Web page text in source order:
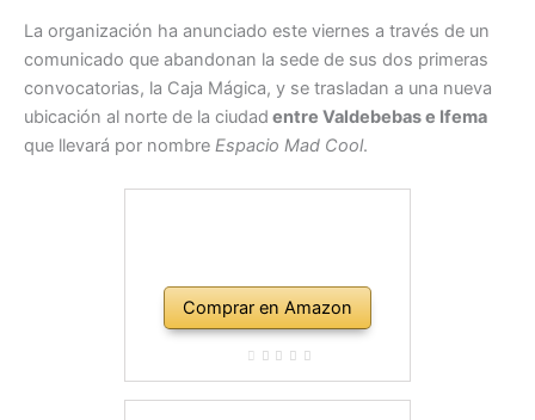
La organización ha anunciado este viernes a través de un
comunicado que abandonan la sede de sus dos primeras
convocatorias, la Caja Mágica, y se trasladan a una nueva
ubicación al norte de la ciudad entre Valdebebas e Ifema
que llevará por nombre Espacio Mad Cool.
Comprar en Amazon